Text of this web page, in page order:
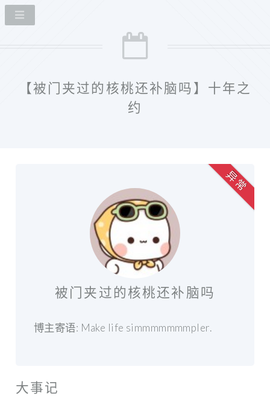
【被门夹过的核桃还补脑吗】十年之
约
被门夹过的核桃还补脑吗
博主寄语: Make life simmmmmmmpler.
异 常
大事记